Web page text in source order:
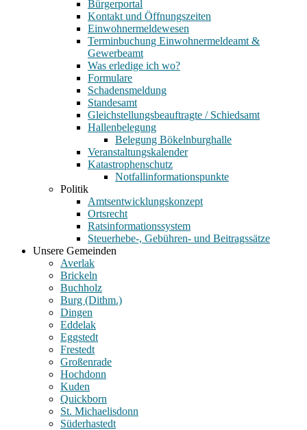
Bürgerportal
Kontakt und Öffnungszeiten
Einwohnermeldewesen
Terminbuchung Einwohnermeldeamt &
Gewerbeamt
Was erledige ich wo?
Formulare
Schadensmeldung
Standesamt
Gleichstellungsbeauftragte / Schiedsamt
Hallenbelegung
Belegung Bökelnburghalle
Veranstaltungskalender
Katastrophenschutz
Notfallinformationspunkte
Politik
Amtsentwicklungskonzept
Ortsrecht
Ratsinformationssystem
Steuerhebe-, Gebühren- und Beitragssätze
Unsere Gemeinden
Averlak
Brickeln
Buchholz
Burg (Dithm.)
Dingen
Eddelak
Eggstedt
Frestedt
Großenrade
Hochdonn
Kuden
Quickborn
St. Michaelisdonn
Süderhastedt